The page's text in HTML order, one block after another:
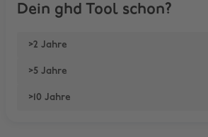
Dein ghd Tool schon?
>2 Jahre
>5 Jahre
>10 Jahre